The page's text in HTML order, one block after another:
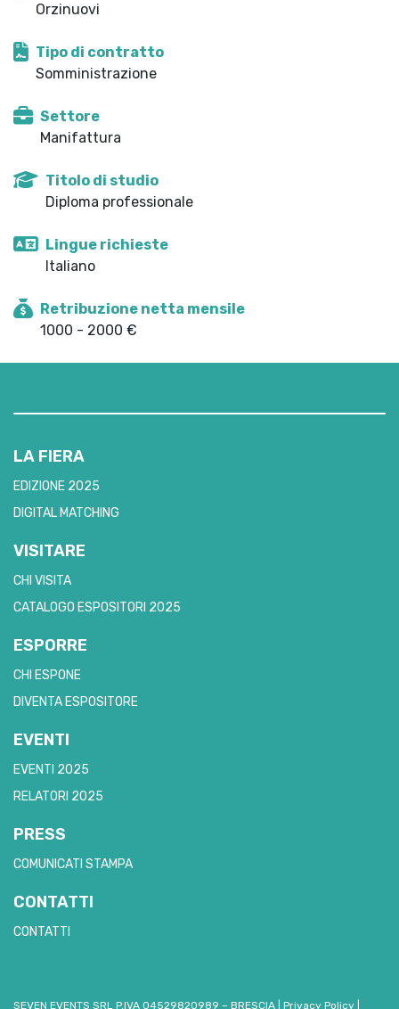
Orzinuovi
Tipo di contratto
Somministrazione
Settore
Manifattura
Titolo di studio
Diploma professionale
Lingue richieste
Italiano
Retribuzione netta mensile
1000 - 2000 €
LA FIERA
EDIZIONE 2025
DIGITAL MATCHING
VISITARE
CHI VISITA
CATALOGO ESPOSITORI 2025
ESPORRE
CHI ESPONE
DIVENTA ESPOSITORE
EVENTI
EVENTI 2025
RELATORI 2025
PRESS
COMUNICATI STAMPA
CONTATTI
CONTATTI
SEVEN EVENTS SRL P.IVA 04529820989 – BRESCIA Privacy Policy